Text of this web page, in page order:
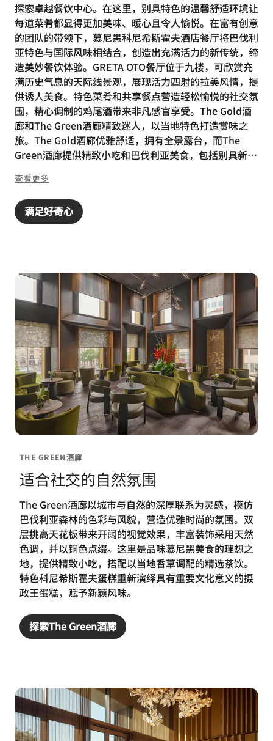
探索卓越餐饮中心。在这里，别具特色的温馨舒适环境让
每道菜肴都显得更加美味、暖心且令人愉悦。在富有创意
的团队的带领下，慕尼黑科尼希斯霍夫酒店餐厅将巴伐利
亚特色与国际风味相结合，创造出充满活力的新传统，缔
造美妙餐饮体验。GRETA OTO餐厅位于九楼，可欣赏充
满历史气息的天际线景观，展现活力四射的拉美风情，提
供诱人美食。特色菜肴和共享餐点营造轻松愉悦的社交氛
围，精心调制的鸡尾酒带来非凡感官享受。The Gold酒
廊和The Green酒廊精致迷人，以当地特色打造赏味之
旅。The Gold酒廊优雅舒适，拥有全景露台，而The
Green酒廊提供精致小吃和巴伐利亚美食，包括别具新意
查看更多
满足好奇心
THE GREEN酒廊
适合社交的自然氛围
The Green酒廊以城市与自然的深厚联系为灵感，模仿
巴伐利亚森林的色彩与风貌，营造优雅时尚的氛围。双
层挑高天花板带来开阔的视觉效果，丰富装饰采用天然
色调，并以铜色点缀。这里是品味慕尼黑美食的理想之
地，提供精致小吃，搭配以当地香草调配的精选茶饮。
特色科尼希斯霍夫蛋糕重新演绎具有重要文化意义的摄
政王蛋糕，赋予新颖风味。
探索The Green酒廊